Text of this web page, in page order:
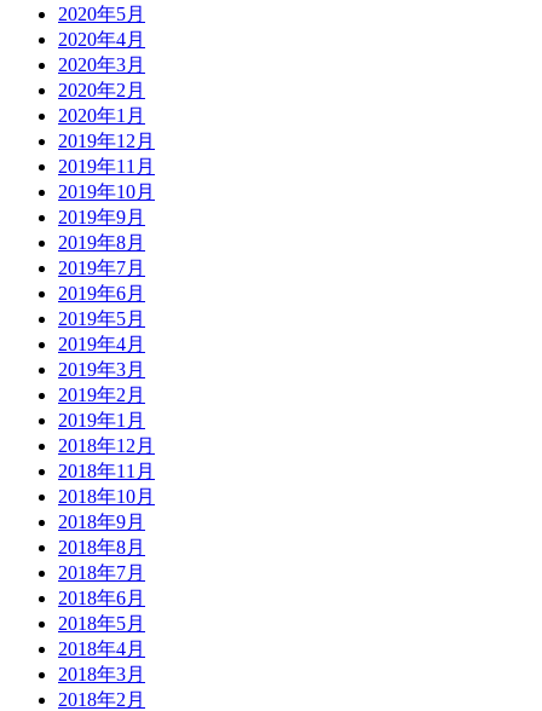
2020年5月
2020年4月
2020年3月
2020年2月
2020年1月
2019年12月
2019年11月
2019年10月
2019年9月
2019年8月
2019年7月
2019年6月
2019年5月
2019年4月
2019年3月
2019年2月
2019年1月
2018年12月
2018年11月
2018年10月
2018年9月
2018年8月
2018年7月
2018年6月
2018年5月
2018年4月
2018年3月
2018年2月